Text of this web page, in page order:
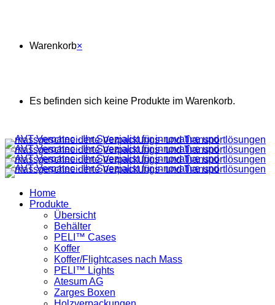
Warenkorb×
Es befinden sich keine Produkte im Warenkorb.
Home
Produkte
Übersicht
Behälter
PELI™ Cases
Koffer
Koffer/Flightcases nach Mass
PELI™ Lights
Atesum AG
Zarges Boxen